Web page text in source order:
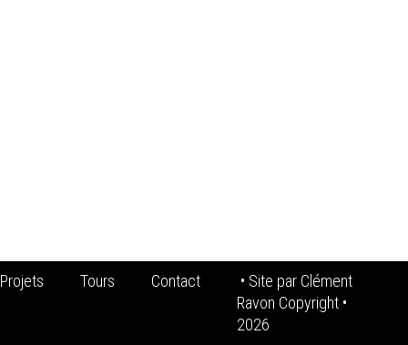
Projets Tours Contact • Site par Clément
Ravon Copyright •
2026